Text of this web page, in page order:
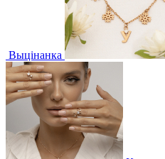
Выцінанка